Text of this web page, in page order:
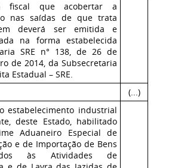
fiscal que acobertar a
nas saídas de que trata
deverá ser emitida e
na forma estabelecida
SRE n° 138, de 26 de
de 2014, da Subsecretaria
Estadual – SRE.
(...)
estabelecimento industrial
deste Estado, habilitado
Aduaneiro Especial de
e de Importação de Bens
às Atividades de